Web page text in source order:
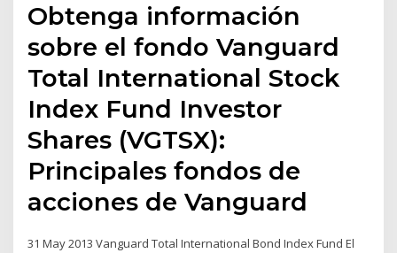
Obtenga información
sobre el fondo Vanguard
Total International Stock
Index Fund Investor
Shares (VGTSX):
Principales fondos de
acciones de Vanguard
31 May 2013 Vanguard Total International Bond Index Fund El